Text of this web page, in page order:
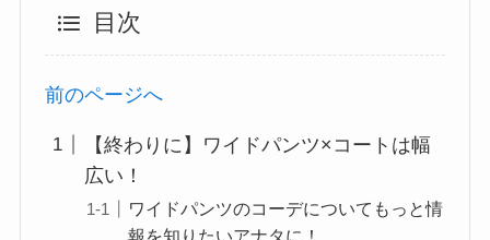
目次
前のページへ
【終わりに】ワイドパンツ×コートは幅
広い！
ワイドパンツのコーデについてもっと情
報を知りたいアナタに！